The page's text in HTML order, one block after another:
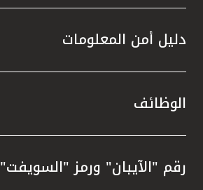
دليل أمن المعلومات
الوظائف
رقم "الآيبان" ورمز "السويفت"